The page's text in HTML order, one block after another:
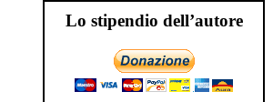
Lo stipendio dell’autore